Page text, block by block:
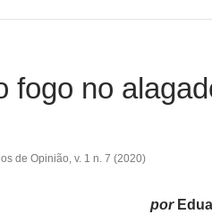
fogo no
de Opinião v. 1 n. 7 (2020)
por